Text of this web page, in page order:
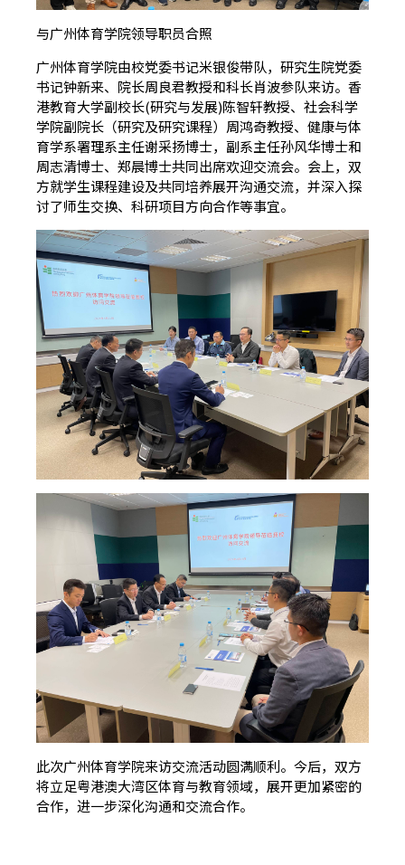
与广州体育学院领导职员合照
广州体育学院由校党委书记米银俊带队，研究生院党委
书记钟新来、院长周良君教授和科长肖波参队来访。香
港教育大学副校长(研究与发展)陈智轩教授、社会科学
学院副院长（研究及研究课程）周鸿奇教授、健康与体
育学系署理系主任谢采扬博士，副系主任孙风华博士和
周志清博士、郑晨博士共同出席欢迎交流会。会上，双
方就学生课程建设及共同培养展开沟通交流，并深入探
讨了师生交换、科研项目方向合作等事宜。
此次广州体育学院来访交流活动圆满顺利。今后，双方
将立足粤港澳大湾区体育与教育领域，展开更加紧密的
合作，进一步深化沟通和交流合作。